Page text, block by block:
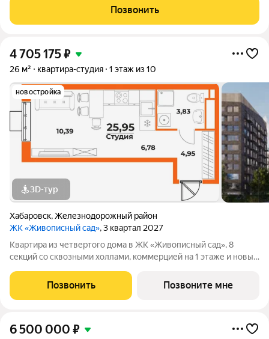
Отличный вариант для проживания или сдачи в аренду
Комната светлая, теплая и полностью готова к заселению.
Позвонить
4 705 175₽
26 м² квартира-студия 1 этаж из 10
новостройка
3D-тур
Хабаровск,Железнодорожный район
ЖК «Живописный сад», 3 квартал 2027
Квартира из четвертого дома в ЖК «Живописный сад», 8
секций со сквозными холлами, коммерцией на 1 этаже и новым
гармония жизни с природой. Масштабный проект в
перспективном динамично развивающемся
Позвонить Позвоните мне
6 500 000 ₽